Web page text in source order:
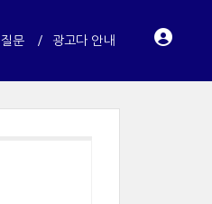
문 광고다 안내